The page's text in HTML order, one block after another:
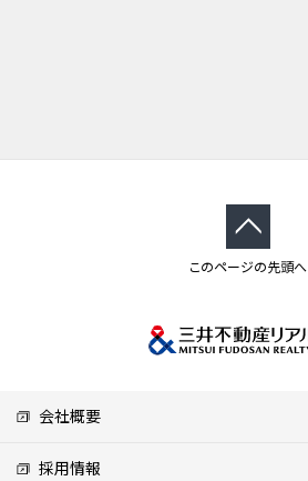
このページの先頭へ
会社概要
採用情報